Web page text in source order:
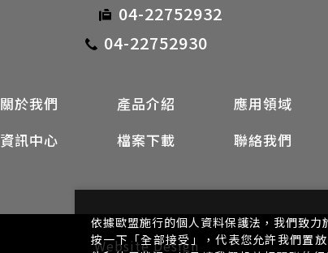
Website Design
04-22752930
04-22752932
關於我們 產品介紹
應用領域
資訊中心
檔案下載 聯絡我們
依據歐盟施行的個人資料保護法，我們致
按一下「全部接受」，代表您允許我們置